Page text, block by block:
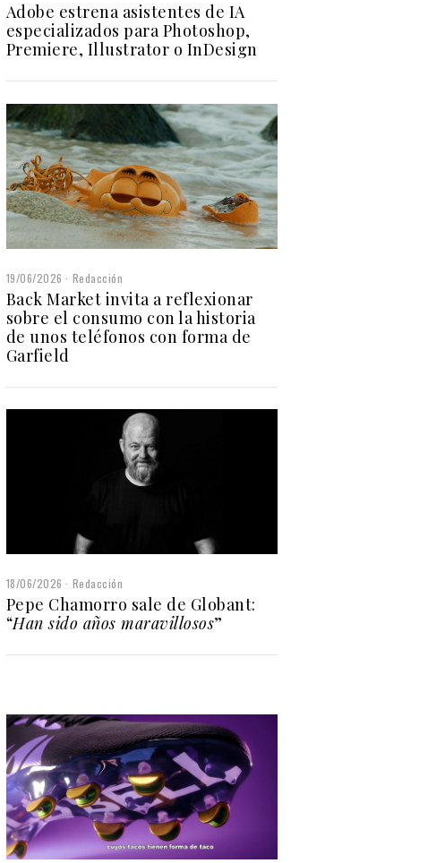
Adobe estrena asistentes de IA
especializados para Photoshop,
Premiere, Illustrator o InDesign
19/06/2026 Redacción
Back Market invita a reflexionar
sobre el consumo con la historia
de unos teléfonos con forma de
Garfield
18/06/2026 Redacción
Pepe Chamorro sale de Globant:
“Han sido años maravillosos”